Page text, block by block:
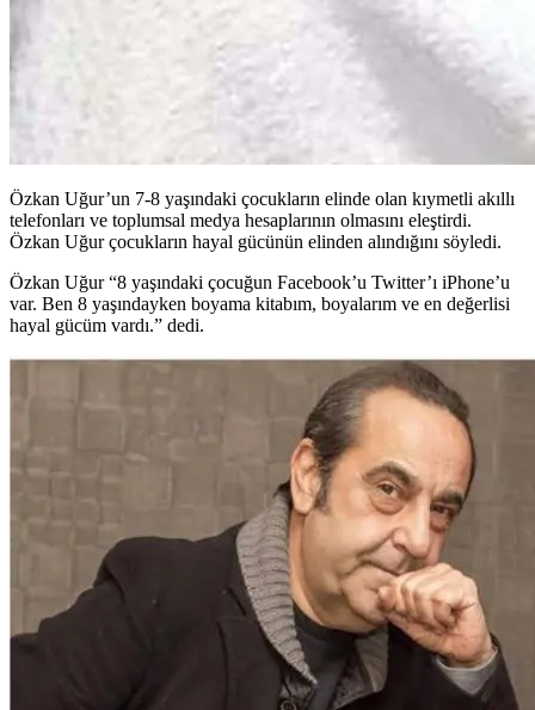
Özkan Uğur’un 7-8 yaşındaki çocukların elinde olan kıymetli akıllı
telefonları ve toplumsal medya hesaplarının olmasını eleştirdi.
Özkan Uğur çocukların hayal gücünün elinden alındığını söyledi.
Özkan Uğur “8 yaşındaki çocuğun Facebook’u Twitter’ı iPhone’u
var. Ben 8 yaşındayken boyama kitabım, boyalarım ve en değerlisi
hayal gücüm vardı.” dedi.